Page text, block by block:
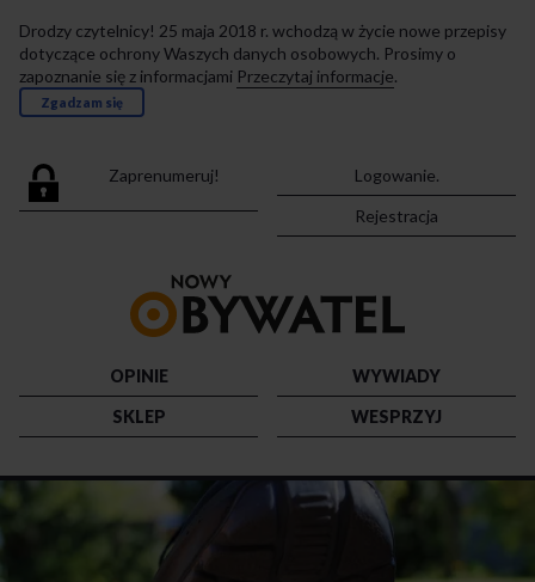
Drodzy czytelnicy! 25 maja 2018 r. wchodzą w życie nowe przepisy
dotyczące ochrony Waszych danych osobowych. Prosimy o
zapoznanie się z informacjami Przeczytaj informacje.
Zgadzam się
Zaprenumeruj!
Logowanie.
Rejestracja
strony
OPINIE
WYWIADY
SKLEP
WESPRZYJ